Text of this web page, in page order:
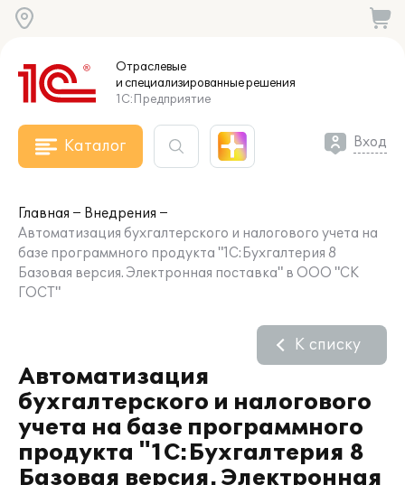
Отраслевые
и специализированныерешения
1С:Предприятие
Каталог Вход
Главная
Внедрения
Автоматизация бухгалтерского и налогового учета на
базе программного продукта "1С:Бухгалтерия 8
Базовая версия. Электронная поставка" в ООО "СК
ГОСТ"
Автоматизация
бухгалтерского и налогового
учета на базе программного
продукта "1С:Бухгалтерия 8
Базовая версия. Электронная
К списку